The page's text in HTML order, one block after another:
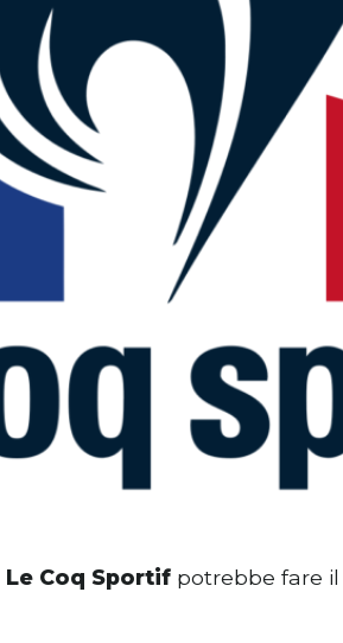
Le Coq Sportif potrebbe fare